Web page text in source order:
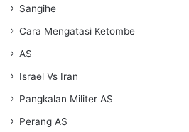
Sangihe
Cara Mengatasi Ketombe
AS
Israel Vs Iran
Pangkalan Militer AS
Perang AS